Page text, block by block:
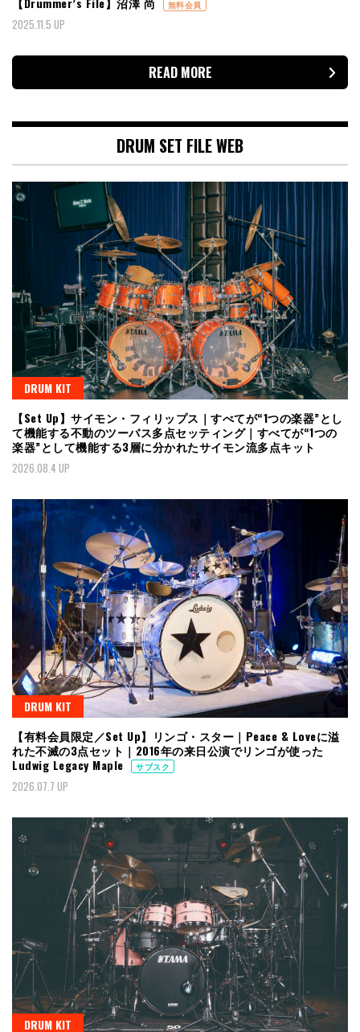
無料会員
2025.11.5 UP
READ MORE
DRUM SET FILE WEB
DRUM KIT
【Set Up】サイモン・フィリップス｜すべてが“1つの楽器”とし
て機能する不動のツーバス多点セッティング｜すべてが“1つの
楽器”として機能する3層に分かれたサイモン流多点キット
2026.08.4 UP
DRUM KIT
【有料会員限定／Set Up】リンゴ・スター｜Peace & Loveに溢
れた不滅の3点セット｜2016年の来日公演でリンゴが使った
Ludwig Legacy Maple
サブスク
2026.07.7 UP
DRUM KIT